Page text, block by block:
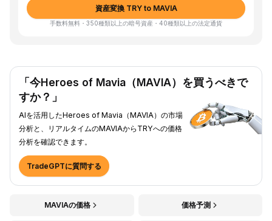
資産変換 TRY to MAVIA
手数料無料・350種類以上の暗号資産・40種類以上の法定通貨
「今Heroes of Mavia（MAVIA）を買うべきで
すか？」
AIを活用したHeroes of Mavia（MAVIA）の市場
分析と、リアルタイムのMAVIAからTRYへの価格
分析を確認できます。
TradeGPTに質問する
MAVIAの価格 価格予測